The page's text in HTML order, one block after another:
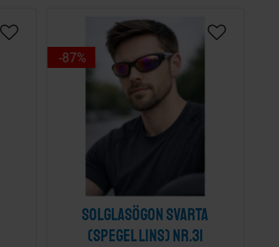
Solglasögon svarta
(spegel lins) nr.31
87%